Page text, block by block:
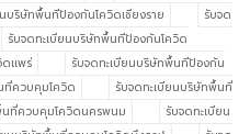
บริษัทพื้นทีป้องกันโควิดเชียงราย
รับจด
รับจดทะเบียนบริษัทพื้นทีป้องกันโควิด
ดแพร่
รับจดทะเบียนบริษัทพื้นทีป้องกัน
ที่ควบคุมโควิด
รับจดทะเบียนบริษัทพื้นที่
นที่ควบคุมโควิดนครพนม
รับจดทะเบียน